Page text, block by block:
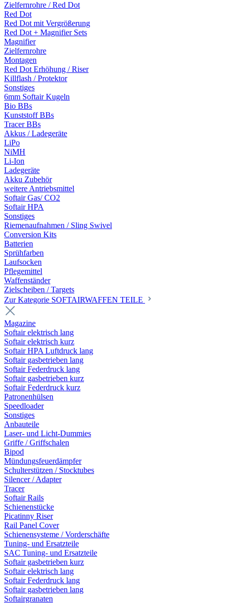
Zielfernrohre / Red Dot
Red Dot
Red Dot mit Vergrößerung
Red Dot + Magnifier Sets
Magnifier
Zielfernrohre
Montagen
Red Dot Erhöhung / Riser
Killflash / Protektor
Sonstiges
6mm Softair Kugeln
Bio BBs
Kunststoff BBs
Tracer BBs
Akkus / Ladegeräte
LiPo
NiMH
Li-Ion
Ladegeräte
Akku Zubehör
weitere Antriebsmittel
Softair Gas/ CO2
Softair HPA
Sonstiges
Riemenaufnahmen / Sling Swivel
Conversion Kits
Batterien
Sprühfarben
Laufsocken
Pflegemittel
Waffenständer
Zielscheiben / Targets
Zur Kategorie SOFTAIRWAFFEN TEILE
Magazine
Softair elektrisch lang
Softair elektrisch kurz
Softair HPA Luftdruck lang
Softair gasbetrieben lang
Softair Federdruck lang
Softair gasbetrieben kurz
Softair Federdruck kurz
Patronenhülsen
Speedloader
Sonstiges
Anbauteile
Laser- und Licht-Dummies
Griffe / Griffschalen
Bipod
Mündungsfeuerdämpfer
Schulterstützen / Stocktubes
Silencer / Adapter
Tracer
Softair Rails
Schienenstücke
Picatinny Riser
Rail Panel Cover
Schienensysteme / Vorderschäfte
Tuning- und Ersatzteile
SAC Tuning- und Ersatzteile
Softair gasbetrieben kurz
Softair elektrisch lang
Softair Federdruck lang
Softair gasbetrieben lang
Softairgranaten